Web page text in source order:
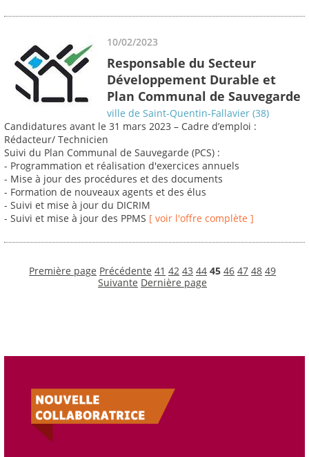
10/02/2023
Responsable du Secteur
Développement Durable et
Plan Communal de Sauvegarde
ville de Saint-Quentin-Fallavier (38)
Candidatures avant le 31 mars 2023 – Cadre d’emploi :
Rédacteur/ Technicien
Suivi du Plan Communal de Sauvegarde (PCS) :
- Programmation et réalisation d'exercices annuels
- Mise à jour des procédures et des documents
- Formation de nouveaux agents et des élus
- Suivi et mise à jour du DICRIM
- Suivi et mise à jour des PPMS [ voir l'offre complète ]
Première page Précédente 41 42 43 44 45 46 47 48 49
Suivante Dernière page